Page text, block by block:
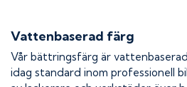
Vattenbaserad färg
Vår bättringsfärg är
idag standard inom professionell